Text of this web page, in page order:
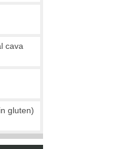
cava
gluten)